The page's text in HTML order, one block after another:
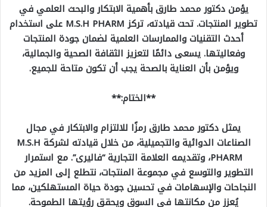
يؤمن دكتور محمد طارق بأهمية الابتكار والبحث العلمي في
تطوير المنتجات. تحت قيادته، تركز M.S.H PHARM على استخدام
أحدث التقنيات والممارسات العلمية لضمان جودة المنتجات
وفعاليتها. يسعى دائمًا لتعزيز الثقافة الصحية والجمالية،
ويؤمن بأن العناية بالصحة يجب أن تكون متاحة للجميع.
**الختام:**
يمثل دكتور محمد طارق رمزًا للالتزام والابتكار في مجال
الصناعات الدوائية والتجميلية، من خلال قيادته لشركة M.S.H
PHARM، وتقديمه العلامة التجارية “فاليرى”. مع استمرار
التطوير والتوسع في مجموعة المنتجات، نتطلع إلى المزيد من
النجاحات والإسهامات في تحسين جودة حياة المستهلكين، مما
يُعزز من مكانتها في السوق ويحقق رؤيتها الطموحة.